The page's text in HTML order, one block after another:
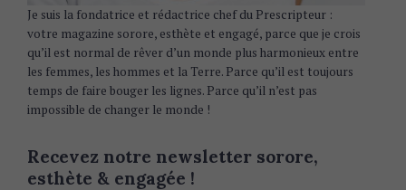
Je suis la fondatrice et rédactrice chef du Prescripteur :
votre magazine sorore, esthète et engagé, parce que je crois
qu’il est normal de rêver d’un monde plus harmonieux entre
les femmes, les hommes et la Terre. Parce qu’il est toujours
temps de faire bouger les lignes. Parce qu’il n’est pas
impossible de changer le monde !
Recevez notre newsletter sorore,
esthète & engagée !